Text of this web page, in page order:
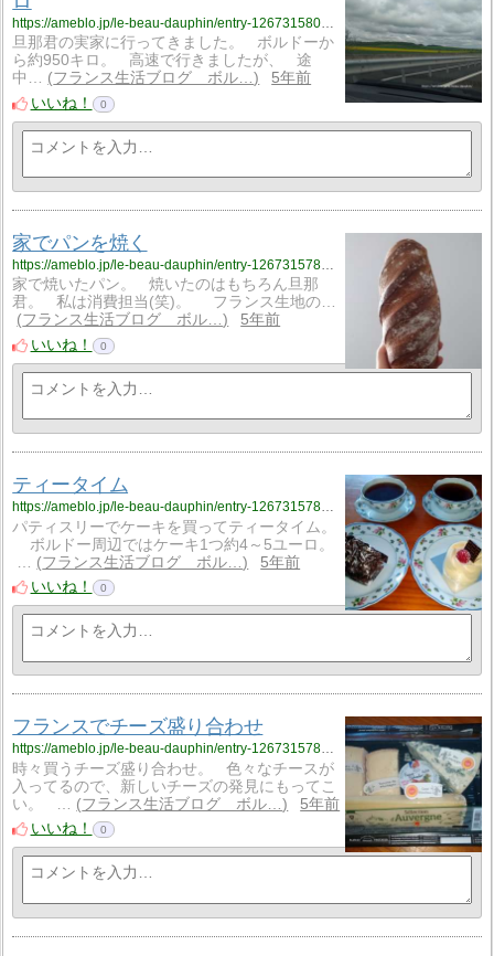
https://ameblo.jp/le-beau-dauphin/entry-12673158063.html
旦那君の実家に行ってきました。 ボルドーか
ら約950キロ。 高速で行きましたが、 途
中…
フランス生活ブログ ボル…
5年前
いいね！
0
家でパンを焼く
https://ameblo.jp/le-beau-dauphin/entry-12673157886.html
家で焼いたパン。 焼いたのはもちろん旦那
君。 私は消費担当(笑)。 フランス生地の…
フランス生活ブログ ボル…
5年前
いいね！
0
ティータイム
https://ameblo.jp/le-beau-dauphin/entry-12673157844.html
パティスリーでケーキを買ってティータイム。
ボルドー周辺ではケーキ1つ約4～5ユーロ。
フランス生活ブログ ボル…
5年前
いいね！
0
フランスでチーズ盛り合わせ
https://ameblo.jp/le-beau-dauphin/entry-12673157808.html
時々買うチーズ盛り合わせ。 色々なチースが
入ってるので、新しいチーズの発見にもってこ
い。 …
フランス生活ブログ ボル…
5年前
いいね！
0